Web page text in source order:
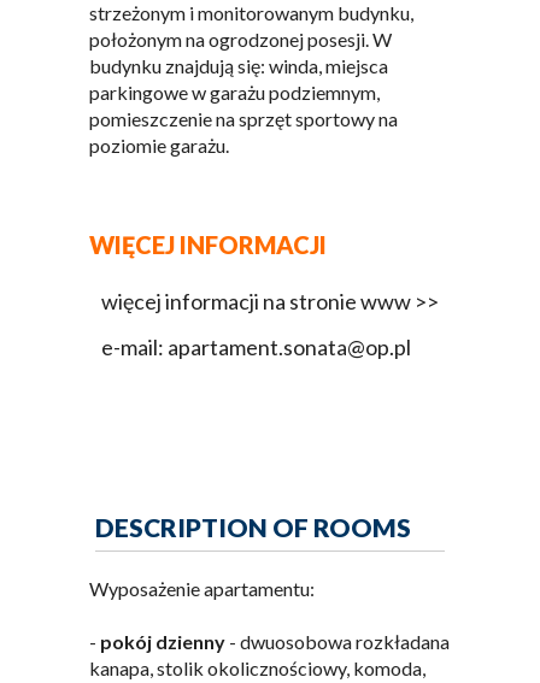
strzeżonym i monitorowanym budynku,
położonym na ogrodzonej posesji. W
budynku znajdują się: winda, miejsca
parkingowe w garażu podziemnym,
pomieszczenie na sprzęt sportowy na
poziomie garażu.
WIĘCEJ INFORMACJI
więcej informacji na stronie www >>
e-mail: apartament.sonata@op.pl
DESCRIPTION OF ROOMS
Wyposażenie apartamentu:
- pokój dzienny - dwuosobowa rozkładana
kanapa, stolik okolicznościowy, komoda,